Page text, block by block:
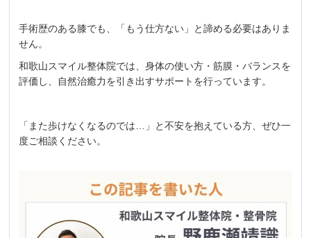
手術歴のある膝でも、「もう仕方ない」と諦める必要はありま
せん。
和歌山スマイル整体院では、身体の使い方・筋膜・バランスを
評価し、自然治癒力を引き出すサポートを行っています。
「また歩けなくなるのでは…」と不安を抱えている方、ぜひ一
度ご相談ください。